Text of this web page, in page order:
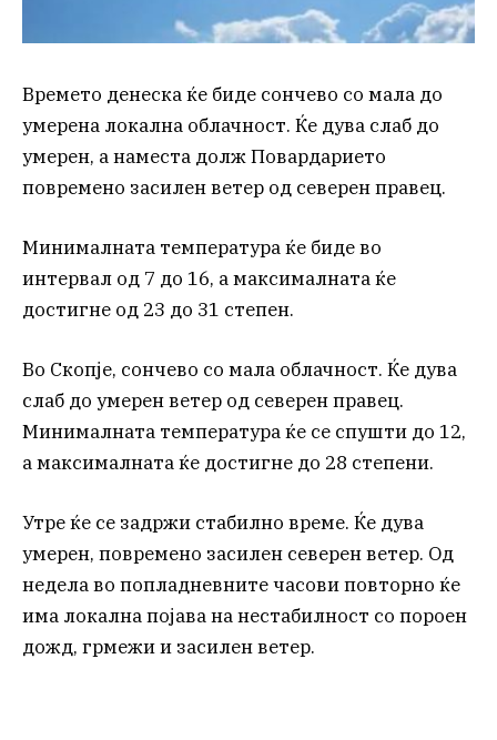
Времето денеска ќе биде сончево со мала до
умерена локална облачност. Ќе дува слаб до
умерен, а наместа долж Повардарието
повремено засилен ветер од северен правец.
Минималната температура ќе биде во
интервал од 7 до 16, а максималната ќе
достигне од 23 до 31 степен.
Во Скопје, сончево со мала облачност. Ќе дува
слаб до умерен ветер од северен правец.
Минималната температура ќе се спушти до 12,
а максималната ќе достигне до 28 степени.
Утре ќе се задржи стабилно време. Ќе дува
умерен, повремено засилен северен ветер. Од
недела во попладневните часови повторно ќе
има локална појава на нестабилност со пороен
дожд, грмежи и засилен ветер.